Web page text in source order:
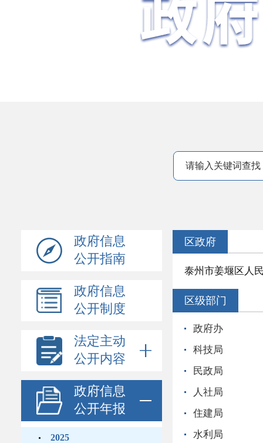
政府信息
公开指南
政府信息
公开制度
法定主动
公开内容
政府信息
公开年报
2025
区政府
泰州市姜堰区人
区级部门
政府办
科技局
民政局
人社局
住建局
水利局